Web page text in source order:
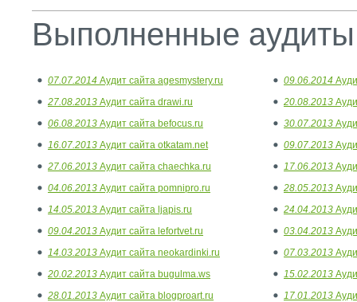
Выполненные
07.07.2014 Аудит сайта agesmystery.ru 09.06.2014
27.08.2013 Аудит сайта drawi.ru 20.08.2013
06.08.2013 Аудит сайта befocus.ru 30.07.2013
16.07.2013 Аудит сайта otkatam.net 09.07.2013
27.06.2013 Аудит сайта chaechka.ru 17.06.2013
04.06.2013 Аудит сайта pomnipro.ru 28.05.2013
14.05.2013 Аудит сайта ljapis.ru 24.04.2013
09.04.2013 Аудит сайта lefortvet.ru 03.04.2013
14.03.2013 Аудит сайта neokardinki.ru 07.03.2013
20.02.2013 Аудит сайта bugulma.ws 15.02.2013
28.01.2013 Аудит сайта blogproart.ru 17.01.2013